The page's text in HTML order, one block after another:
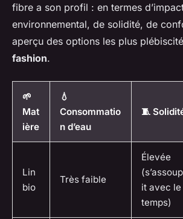
fibre a son profil : en termes
environnemental, de solidité, de
aperçu des options les plus
fashion.
🌱
Mat
ière
💧
Consommatio
n d’eau
🧵
Lin
bio
Très faible
Élevée
it avec le
temps)